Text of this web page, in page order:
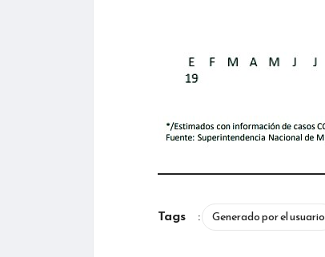
Tags : Generado por el usuario